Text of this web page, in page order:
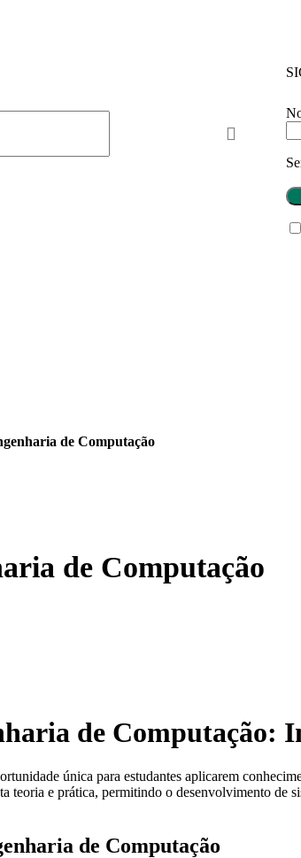
de Computação
de Computação
de Computação:
única para estudantes aplicarem
e prática, permitindo o desenvolvimento de
de Computação